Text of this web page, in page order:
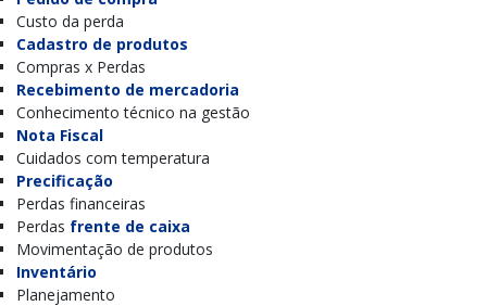
Custo da perda
Cadastro de produtos
Compras x Perdas
Recebimento de mercadoria
Conhecimento técnico na gestão
Nota Fiscal
Cuidados com temperatura
Precificação
Perdas financeiras
Perdas frente de caixa
Movimentação de produtos
Inventário
Planejamento